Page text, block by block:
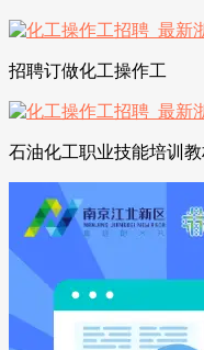
招聘订做化工操作工
石油化工职业技能培训